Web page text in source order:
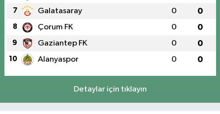
7 Galatasaray 0 0
8 Çorum FK 0 0
9 Gaziantep FK 0 0
10 Alanyaspor 0 0
Detaylar için tıklayın